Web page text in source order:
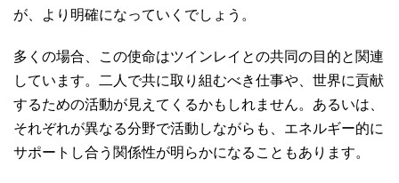
が、より明確になっていくでしょう。
多くの場合、この使命はツインレイとの共同の目的と関連
しています。二人で共に取り組むべき仕事や、世界に貢献
するための活動が見えてくるかもしれません。あるいは、
それぞれが異なる分野で活動しながらも、エネルギー的に
サポートし合う関係性が明らかになることもあります。